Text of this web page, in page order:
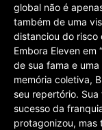
global não é
também de uma
distanciou do risco
Embora Eleven em
de sua fama e
memória coletiva,
seu repertório.
sucesso da
protagonizou, mas